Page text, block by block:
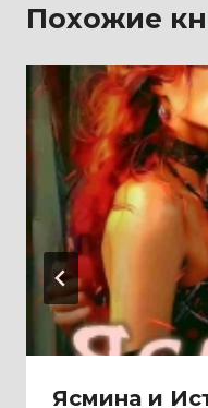
Похожие
Ясмина и